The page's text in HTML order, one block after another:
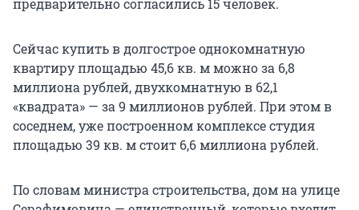
предварительно согласились 15 человек.
Сейчас купить в долгострое однокомнатную
квартиру площадью 45,6 кв. м можно за 6,8
миллиона рублей, двухкомнатную в 62,1
«квадрата» — за 9 миллионов рублей. При этом в
соседнем, уже построенном комплексе студия
площадью 39 кв. м стоит 6,6 миллиона рублей.
По словам министра строительства, дом на улице